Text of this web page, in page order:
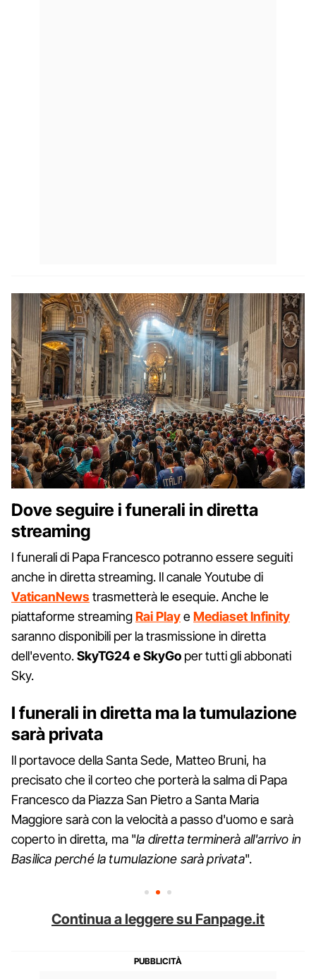
Dove seguire i funerali in diretta
streaming
I funerali di Papa Francesco potranno essere seguiti
anche in diretta streaming. Il canale Youtube di
VaticanNewstrasmetterà le esequie. Anche le
piattaforme streamingRai PlayeMediaset Infinity
saranno disponibili per la trasmissione in diretta
dell'evento.SkyTG24 eSkyGo per tutti gli abbonati
Sky.
I funerali in diretta ma la tumulazione
sarà privata
Il portavoce della Santa Sede, Matteo Bruni, ha
precisato che il corteo che porterà la salma di Papa
Francesco da Piazza San Pietro a Santa Maria
Maggiore sarà con la velocità a passo d'uomo e sarà
coperto in diretta, ma "la diretta terminerà all'arrivo in
Basilica perché la tumulazione sarà privata".
Continua a leggere su Fanpage.it